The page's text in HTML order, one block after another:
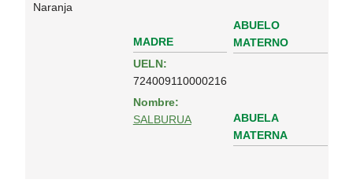
Naranja
MADRE
UELN:
724009110000216
Nombre:
SALBURUA
ABUELO
MATERNO
ABUELA
MATERNA